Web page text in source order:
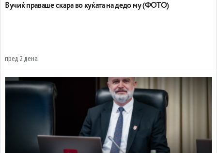
Вучиќ праваше скара во куќата на дедо му (ФОТО)
пред 2 дена